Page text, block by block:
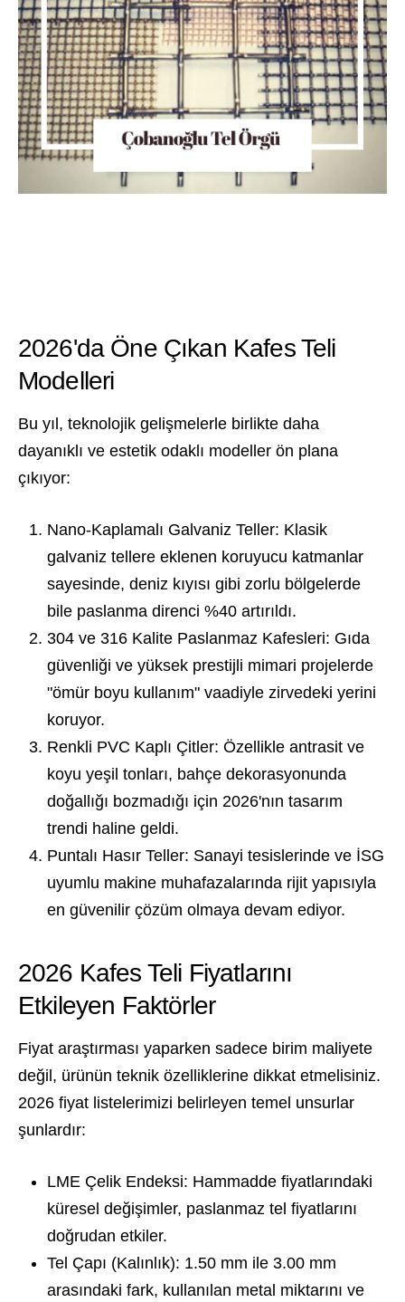
2026'da Öne Çıkan Kafes Teli
Modelleri
Bu yıl, teknolojik gelişmelerle birlikte daha
dayanıklı ve estetik odaklı modeller ön plana
çıkıyor:
Nano-Kaplamalı Galvaniz Teller: Klasik
galvaniz tellere eklenen koruyucu katmanlar
sayesinde, deniz kıyısı gibi zorlu bölgelerde
bile paslanma direnci %40 artırıldı.
304 ve 316 Kalite Paslanmaz Kafesleri: Gıda
güvenliği ve yüksek prestijli mimari projelerde
"ömür boyu kullanım" vaadiyle zirvedeki yerini
koruyor.
Renkli PVC Kaplı Çitler: Özellikle antrasit ve
koyu yeşil tonları, bahçe dekorasyonunda
doğallığı bozmadığı için 2026'nın tasarım
trendi haline geldi.
Puntalı Hasır Teller: Sanayi tesislerinde ve İSG
uyumlu makine muhafazalarında rijit yapısıyla
en güvenilir çözüm olmaya devam ediyor.
2026 Kafes Teli Fiyatlarını
Etkileyen Faktörler
Fiyat araştırması yaparken sadece birim maliyete
değil, ürünün teknik özelliklerine dikkat etmelisiniz.
2026 fiyat listelerimizi belirleyen temel unsurlar
şunlardır:
LME Çelik Endeksi: Hammadde fiyatlarındaki
küresel değişimler, paslanmaz tel fiyatlarını
doğrudan etkiler.
Tel Çapı (Kalınlık): 1.50 mm ile 3.00 mm
arasındaki fark, kullanılan metal miktarını ve